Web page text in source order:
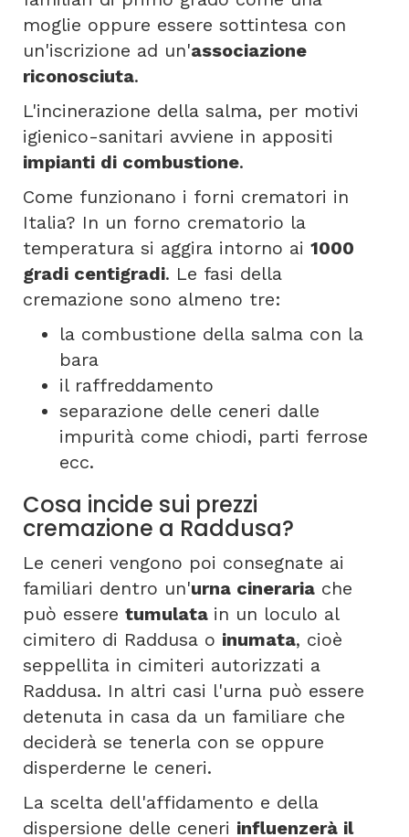
moglie oppure essere sottintesa con
un'iscrizione ad un'associazione
riconosciuta.
L'incinerazione della salma, per motivi
igienico-sanitari avviene in appositi
impianti di combustione.
Come funzionano i forni crematori in
Italia? In un forno crematorio la
temperatura si aggira intorno ai 1000
gradi centigradi. Le fasi della
cremazione sono almeno tre:
la combustione della salma con la
bara
il raffreddamento
separazione delle ceneri dalle
impurità come chiodi, parti ferrose
ecc.
Cosa incide sui prezzi
cremazione a Raddusa?
Le ceneri vengono poi consegnate ai
familiari dentro un'urna cineraria che
può essere tumulata in un loculo al
cimitero di Raddusa o inumata, cioè
seppellita in cimiteri autorizzati a
Raddusa. In altri casi l'urna può essere
detenuta in casa da un familiare che
deciderà se tenerla con se oppure
disperderne le ceneri.
La scelta dell'affidamento e della
dispersione delle ceneri influenzerà il